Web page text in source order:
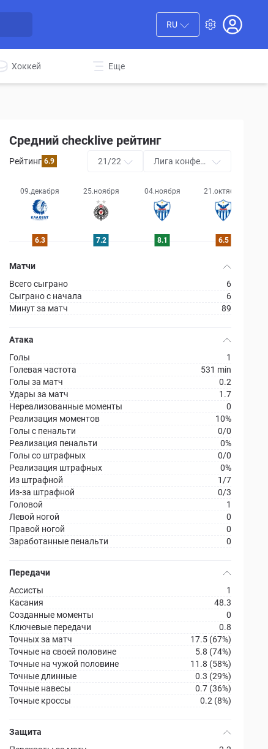
RU
Хоккей Еще
Средний checklive рейтинг
Рейтинг 6.9 21/22
Лига конфере
09.декабря 25.ноября 04.ноября 21.октября
6.3 7.2 8.1 6.5
Матчи
Всего сыграно
6
Сыграно с начала
6
Минут за матч
89
Атака
Голы
1
Голевая частота
531 min
Голы за матч
0.2
Удары за матч
1.7
Нереализованные моменты
0
Реализация моментов
10%
Голы с пенальти
0/0
Реализация пенальти
0%
Голы со штрафных
0/0
Реализация штрафных
0%
Из штрафной
1/7
Из-за штрафной
0/3
Головой
1
Левой ногой
0
Правой ногой
0
Заработанные пенальти
0
Передачи
Ассисты
1
Касания
48.3
Созданные моменты
0
Ключевые передачи
0.8
Точных за матч
17.5 (67%)
Точные на своей половине
5.8 (74%)
Точные на чужой половине
11.8 (58%)
Точные длинные
0.3 (29%)
Точные навесы
0.7 (36%)
Точные кроссы
0.2 (8%)
Защита